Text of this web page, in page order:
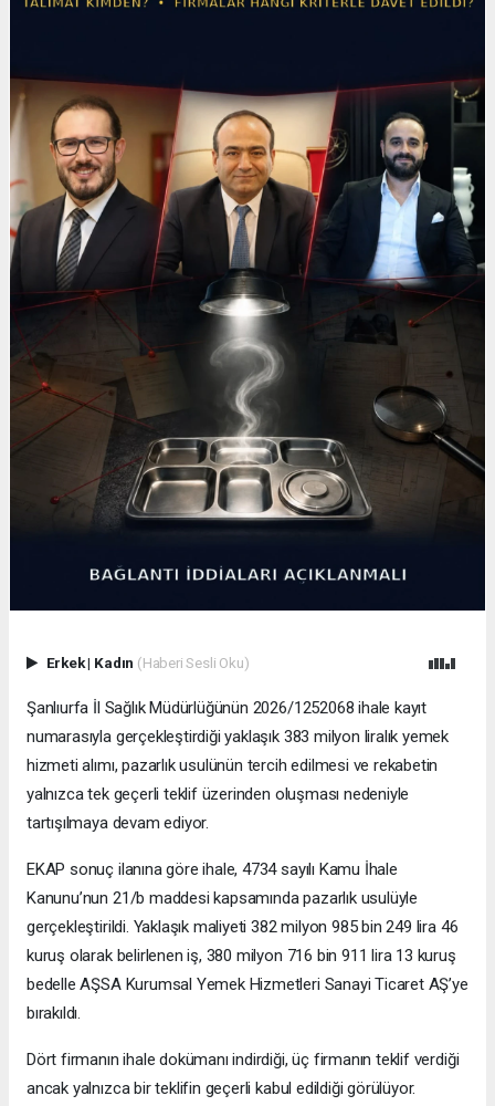
Erkek| Kadın (Haberi Sesli Oku)
Şanlıurfa İl Sağlık Müdürlüğünün 2026/1252068 ihale kayıt
numarasıyla gerçekleştirdiği yaklaşık 383 milyon liralık yemek
hizmeti alımı, pazarlık usulünün tercih edilmesi ve rekabetin
yalnızca tek geçerli teklif üzerinden oluşması nedeniyle
tartışılmaya devam ediyor.
EKAP sonuç ilanına göre ihale, 4734 sayılı Kamu İhale
Kanunu’nun 21/b maddesi kapsamında pazarlık usulüyle
gerçekleştirildi. Yaklaşık maliyeti 382 milyon 985 bin 249 lira 46
kuruş olarak belirlenen iş, 380 milyon 716 bin 911 lira 13 kuruş
bedelle AŞSA Kurumsal Yemek Hizmetleri Sanayi Ticaret AŞ’ye
bırakıldı.
Dört firmanın ihale dokümanı indirdiği, üç firmanın teklif verdiği
ancak yalnızca bir teklifin geçerli kabul edildiği görülüyor.